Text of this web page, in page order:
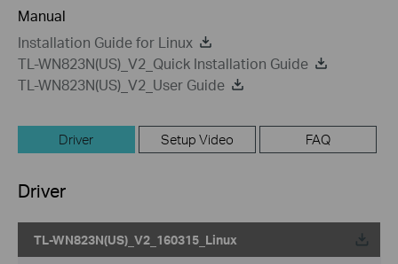
Manual
Installation Guide for Linux
TL-WN823N(US)_V2_Quick Installation Guide
TL-WN823N(US)_V2_User Guide
Driver Setup Video FAQ
Driver
TL-WN823N(US)_V2_160315_Linux